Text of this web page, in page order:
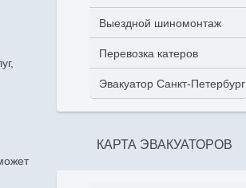
Выездной шиномонтаж
Перевозка катеров
Эвакуатор Санкт-Петербург
КАРТА ЭВАКУАТОРОВ